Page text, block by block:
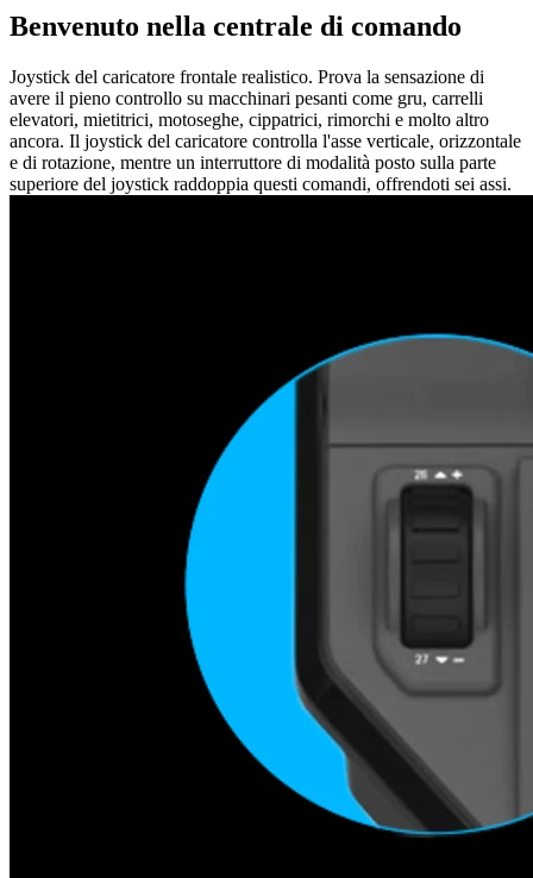
Benvenuto nella centrale di comando
Joystick del caricatore frontale realistico. Prova la sensazione di
avere il pieno controllo su macchinari pesanti come gru, carrelli
elevatori, mietitrici, motoseghe, cippatrici, rimorchi e molto altro
ancora. Il joystick del caricatore controlla l'asse verticale, orizzontale
e di rotazione, mentre un interruttore di modalità posto sulla parte
superiore del joystick raddoppia questi comandi, offrendoti sei assi.